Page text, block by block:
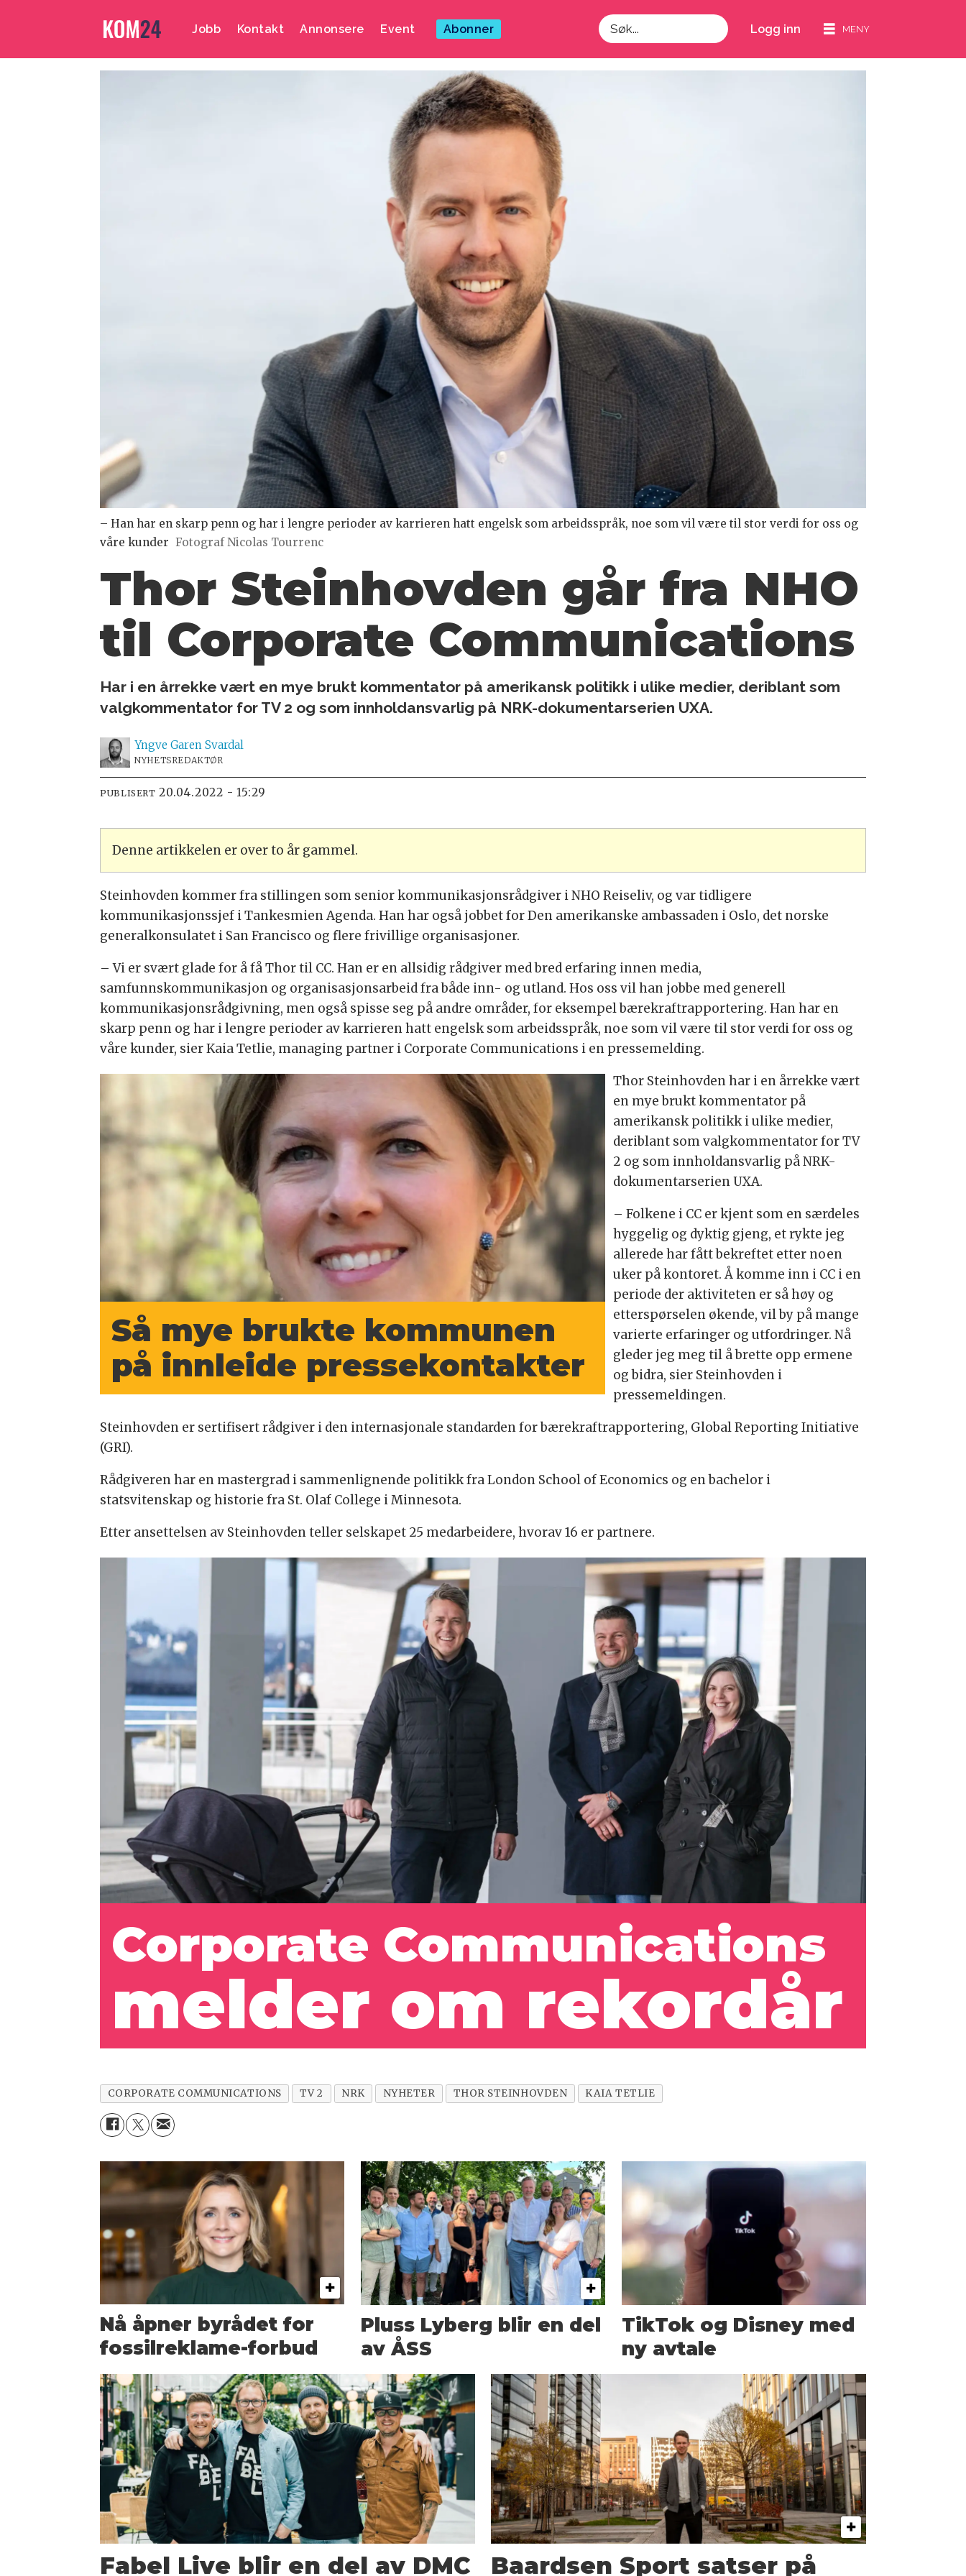
Jobb Kontakt Annonsere Event Abonner
Søk
Logg inn
– Han har en skarp penn og har i lengre perioder av karrieren hatt engelsk som arbeidsspråk, noe som vil være til stor verdi for oss og
våre kunder Fotograf Nicolas Tourrenc
Thor Steinhovden går fra NHO
til Corporate Communications
Har i en årrekke vært en mye brukt kommentator på amerikansk politikk i ulike medier, deriblant som
valgkommentator for TV 2 og som innholdansvarlig på NRK-dokumentarserien UXA.
Yngve Garen Svardal
NYHETSREDAKTØR
PUBLISERT 20.04.2022 - 15:29
Denne artikkelen er over to år gammel.
Steinhovden kommer fra stillingen som senior kommunikasjonsrådgiver i NHO Reiseliv, og var tidligere
kommunikasjonssjef i Tankesmien Agenda. Han har også jobbet for Den amerikanske ambassaden i Oslo, det norske
generalkonsulatet i San Francisco og flere frivillige organisasjoner.
– Vi er svært glade for å få Thor til CC. Han er en allsidig rådgiver med bred erfaring innen media,
samfunnskommunikasjon og organisasjonsarbeid fra både inn- og utland. Hos oss vil han jobbe med generell
kommunikasjonsrådgivning, men også spisse seg på andre områder, for eksempel bærekraftrapportering. Han har en
skarp penn og har i lengre perioder av karrieren hatt engelsk som arbeidsspråk, noe som vil være til stor verdi for oss og
våre kunder, sier Kaia Tetlie, managing partner i Corporate Communications i en pressemelding.
Så mye brukte kommunen
på innleide pressekontakter
Thor Steinhovden har i en årrekke vært
en mye brukt kommentator på
amerikansk politikk i ulike medier,
deriblant som valgkommentator for TV
2 og som innholdansvarlig på NRK-
dokumentarserien UXA.
– Folkene i CC er kjent som en særdeles
hyggelig og dyktig gjeng, et rykte jeg
allerede har fått bekreftet etter noen
uker på kontoret. Å komme inn i CC i en
periode der aktiviteten er så høy og
etterspørselen økende, vil by på mange
varierte erfaringer og utfordringer. Nå
gleder jeg meg til å brette opp ermene
og bidra, sier Steinhovden i
pressemeldingen.
Steinhovden er sertifisert rådgiver i den internasjonale standarden for bærekraftrapportering, Global Reporting Initiative
(GRI).
Rådgiveren har en mastergrad i sammenlignende politikk fra London School of Economics og en bachelor i
statsvitenskap og historie fra St. Olaf College i Minnesota.
Etter ansettelsen av Steinhovden teller selskapet 25 medarbeidere, hvorav 16 er partnere.
Corporate Communications
melder om rekordår
CORPORATE COMMUNICATIONS TV 2 NRK NYHETER THOR STEINHOVDEN KAIA TETLIE
Nå åpner byrådet for
fossilreklame-forbud
Pluss Lyberg blir en del
av ÅSS
TikTok og Disney med
ny avtale
Fabel Live blir en del av DMC Baardsen Sport satser på